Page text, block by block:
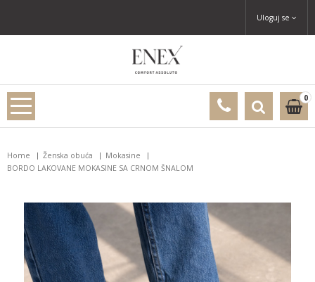
Uloguj se
0
Home Ženska obuća
Mokasine
BORDO LAKOVANE MOKASINE SA CRNOM ŠNALOM